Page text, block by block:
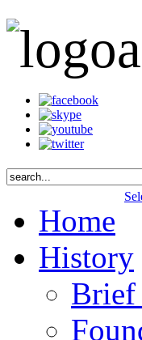
Home
History